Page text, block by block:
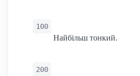
100
Найбільш тонкий.
200